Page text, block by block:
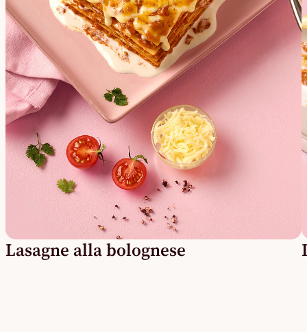
Lasagne alla bolognese